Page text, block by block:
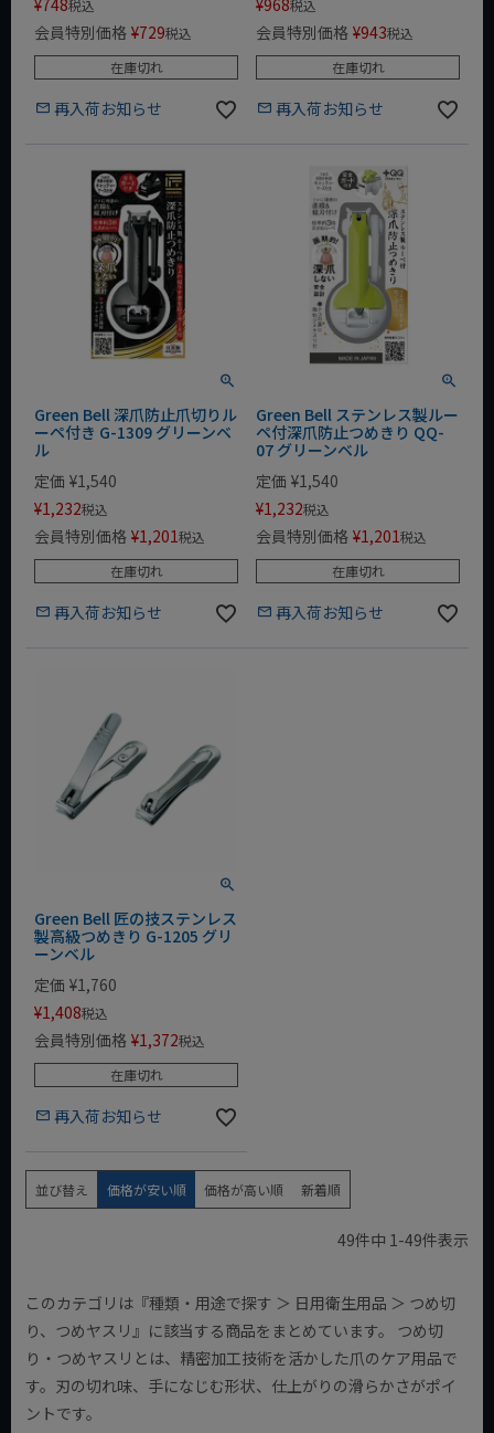
¥748税込
会員特別価格 ¥729税込
在庫切れ
再入荷お知らせ
¥968税込
会員特別価格 ¥943税込
在庫切れ
再入荷お知らせ
Green Bell 深爪防止爪切りル
ーペ付き G-1309 グリーンベ
ル
定価 ¥1,540
¥1,232税込
会員特別価格 ¥1,201税込
在庫切れ
再入荷お知らせ
Green Bell ステンレス製ルー
ペ付深爪防止つめきり QQ-
07 グリーンベル
定価 ¥1,540
¥1,232税込
会員特別価格 ¥1,201税込
在庫切れ
再入荷お知らせ
Green Bell 匠の技ステンレス
製高級つめきり G-1205 グリ
ーンベル
定価 ¥1,760
¥1,408税込
会員特別価格 ¥1,372税込
在庫切れ
再入荷お知らせ
並び替え 価格が安い順 価格が高い順 新着順
49件中 1-49件表示
このカテゴリは『種類・用途で探す ＞ 日用衛生用品 ＞ つめ切
り、つめヤスリ』に該当する商品をまとめています。 つめ切
り・つめヤスリとは、精密加工技術を活かした爪のケア用品で
す。刃の切れ味、手になじむ形状、仕上がりの滑らかさがポイ
ントです。